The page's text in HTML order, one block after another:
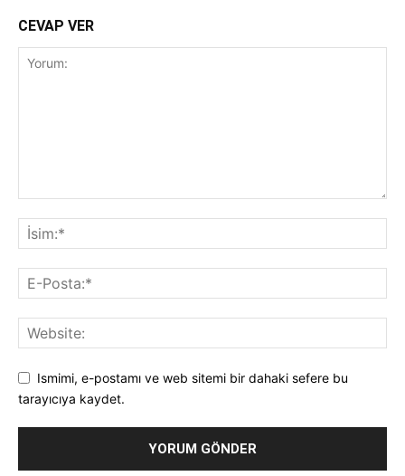
CEVAP VER
Ismimi, e-postamı ve web sitemi bir dahaki sefere bu
tarayıcıya kaydet.